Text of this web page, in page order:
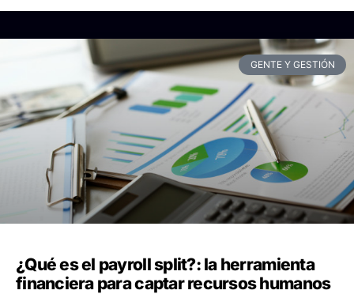
GENTE Y GESTIÓN
¿Qué es el payroll split?: la herramienta
financiera para captar recursos humanos